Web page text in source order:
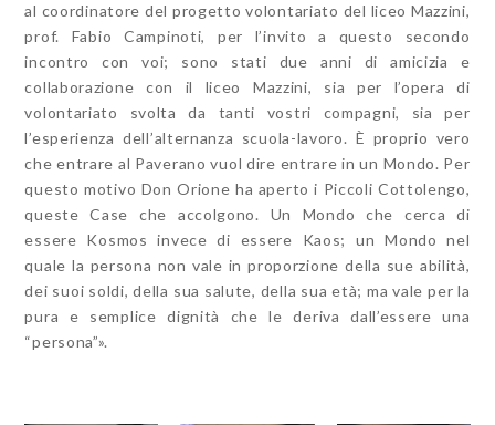
al coordinatore del progetto volontariato del liceo Mazzini,
prof. Fabio Campinoti, per l’invito a questo secondo
incontro con voi; sono stati due anni di amicizia e
collaborazione con il liceo Mazzini, sia per l’opera di
volontariato svolta da tanti vostri compagni, sia per
l’esperienza dell’alternanza scuola-lavoro. È proprio vero
che entrare al Paverano vuol dire entrare in un Mondo. Per
questo motivo Don Orione ha aperto i Piccoli Cottolengo,
queste Case che accolgono. Un Mondo che cerca di
essere Kosmos invece di essere Kaos; un Mondo nel
quale la persona non vale in proporzione della sue abilità,
dei suoi soldi, della sua salute, della sua età; ma vale per la
pura e semplice dignità che le deriva dall’essere una
“persona”».